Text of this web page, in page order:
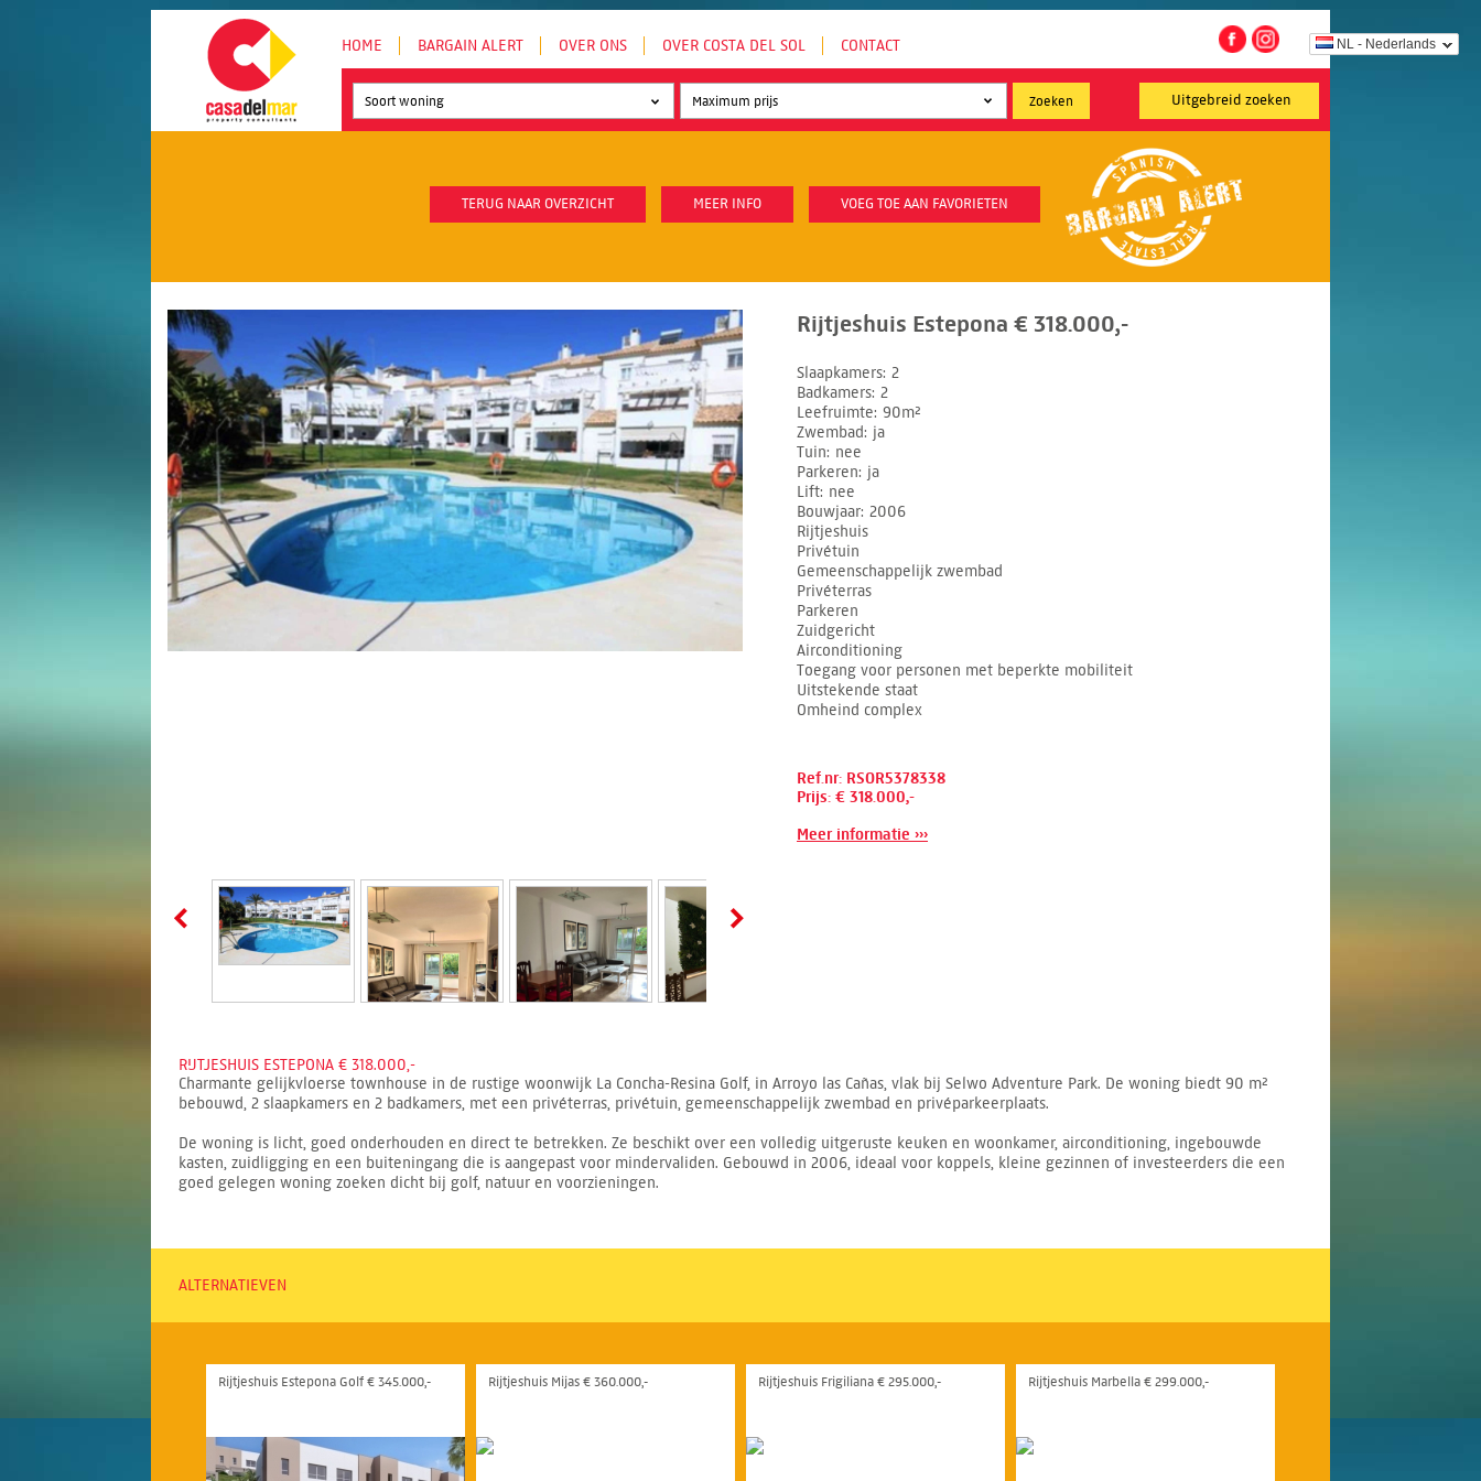
NL - Nederlands
HOME BARGAIN ALERT OVER ONS OVER COSTA DEL SOL CONTACT
Uitgebreid zoeken
Soort woning
TERUG NAAR OVERZICHT MEER INFO VOEG TOE AAN FAVORIETEN
Rijtjeshuis Estepona € 318.000,-
Slaapkamers 2
Badkamers 2
Leefruimte 90m²
Zwembad
ja
Tuin nee
Parkeren ja
Lift nee
Bouwjaar 2006
Rijtjeshuis
Privétuin
Gemeenschappelijk zwembad
Privéterras
Parkeren
Zuidgericht
Airconditioning
Toegang voor personen met beperkte mobiliteit
Uitstekende staat
Omheind complex
Ref.nr: RSOR5378338
Prijs: € 318.000,-
Meer informatie ›››
RIJTJESHUIS ESTEPONA € 318.000,-
Charmante gelijkvloerse townhouse in de rustige woonwijk La Concha-Resina Golf, in Arroyo las Cañas, vlak bij Selwo Adventure Park. De woning biedt 90 m²
bebouwd, 2 slaapkamers en 2 badkamers, met een privéterras, privétuin, gemeenschappelijk zwembad en privéparkeerplaats.
De woning is licht, goed onderhouden en direct te betrekken. Ze beschikt over een volledig uitgeruste keuken en woonkamer, airconditioning, ingebouwde
kasten, zuidligging en een buiteningang die is aangepast voor mindervaliden. Gebouwd in 2006, ideaal voor koppels, kleine gezinnen of investeerders die een
goed gelegen woning zoeken dicht bij golf, natuur en voorzieningen.
ALTERNATIEVEN
Rijtjeshuis Estepona Golf € 345.000,- Rijtjeshuis Mijas € 360.000,- Rijtjeshuis Frigiliana € 295.000,- Rijtjeshuis Marbella € 299.000,-